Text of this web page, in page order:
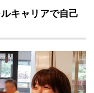
キャリアで自己